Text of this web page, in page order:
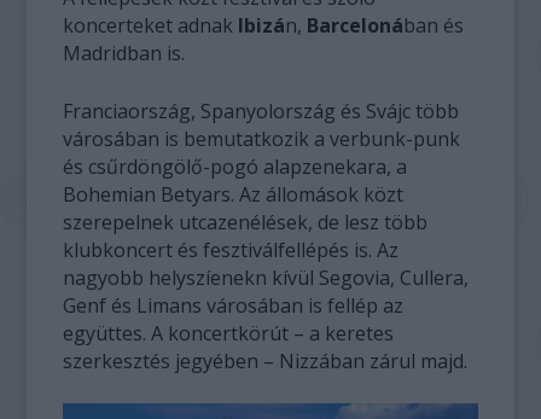
koncerteket adnak Ibizán, Barcelonában és
Madridban is.
Franciaország, Spanyolország és Svájc több
városában is bemutatkozik a verbunk-punk
és csűrdöngölő-pogó alapzenekara, a
Bohemian Betyars. Az állomások közt
szerepelnek utcazenélések, de lesz több
klubkoncert és fesztiválfellépés is. Az
nagyobb helyszíenekn kívül Segovia, Cullera,
Genf és Limans városában is fellép az
együttes. A koncertkörút – a keretes
szerkesztés jegyében – Nizzában zárul majd.